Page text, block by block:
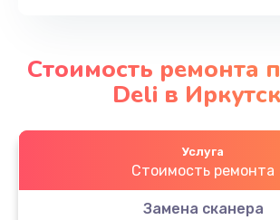
Стоимость ремонта
Deli в
Услуга
Стоимость ремонта
Замена сканера